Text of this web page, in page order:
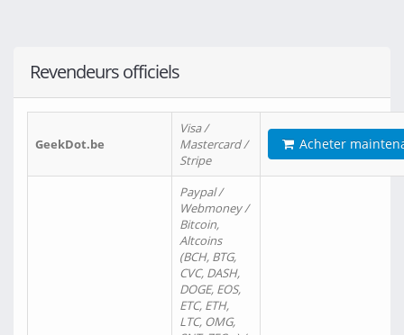
Revendeurs officiels
GeekDot.be
Visa /
Mastercard /
Stripe
Acheter
Paypal /
Webmoney /
Bitcoin,
Altcoins
(BCH, BTG,
CVC, DASH,
DOGE, EOS,
ETC, ETH,
LTC, OMG,